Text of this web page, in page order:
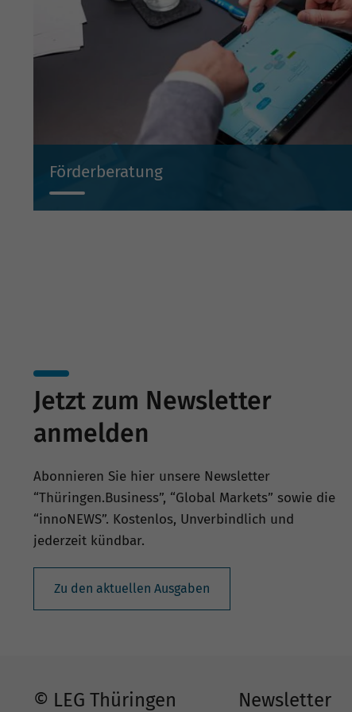
Förderberatung
Jetzt zum Newsletter
anmelden
Abonnieren Sie hier unsere Newsletter
“Thüringen.Business”, “Global Markets” sowie die
“innoNEWS”. Kostenlos, Unverbindlich und
jederzeit kündbar.
Zu den aktuellen Ausgaben
© LEG Thüringen Newsletter